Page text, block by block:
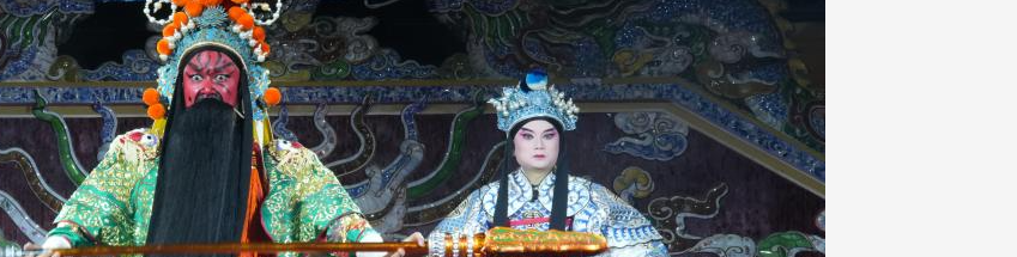
文化体育 冰雪道路 足球道路
非遗 文化 旅游 科普 健康 乐龄 阅读 艺术 汽车 数智 5G 产业+
超级工厂 智敬中国 全民健康 颜选攻略 海洋 时尚 天气 才艺 网展 央央好物